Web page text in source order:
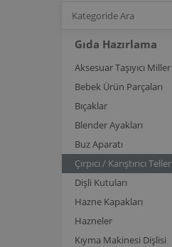
Gıda Hazırlama
Aksesuar Taşıyıcı Miller
Bebek Ürün Parçaları
Bıçaklar
Blender Ayakları
Buz Aparatı
Çırpıcı / Karıştırıcı Teller
Dişli Kutuları
Hazne Kapakları
Hazneler
Kıyma Makinesi Dişlisi